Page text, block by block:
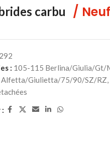
carbu / Neuf
: 105-115 Berlina/Giulia/Gt/
Giulietta/75/90/SZ/RZ,